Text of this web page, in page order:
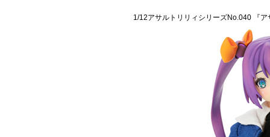
1/12アサルトリリィシリーズNo.040 『